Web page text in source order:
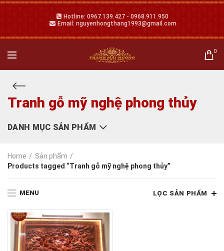
Hotline: 0967.139.427 - 0968.911.950
Email: nguyenhongthang1993@gmail.com
0
Tranh gỗ mỹ nghệ phong thủy
DANH MỤC SẢN PHẨM
Home
Sản phẩm
Products tagged “Tranh gỗ mỹ nghệ phong thủy”
MENU LỌC SẢN PHẨM